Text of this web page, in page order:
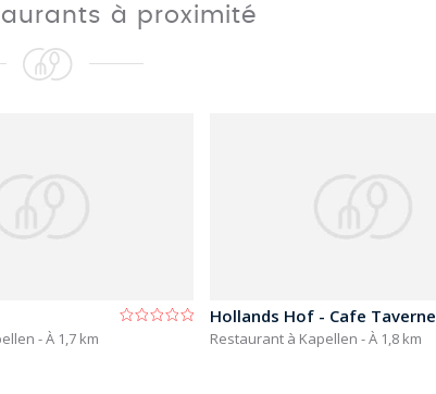
à proximité
- À 1,7 km
Hollands Hof - Cafe Taverne
Restaurant à Kapellen - À 1,8 km